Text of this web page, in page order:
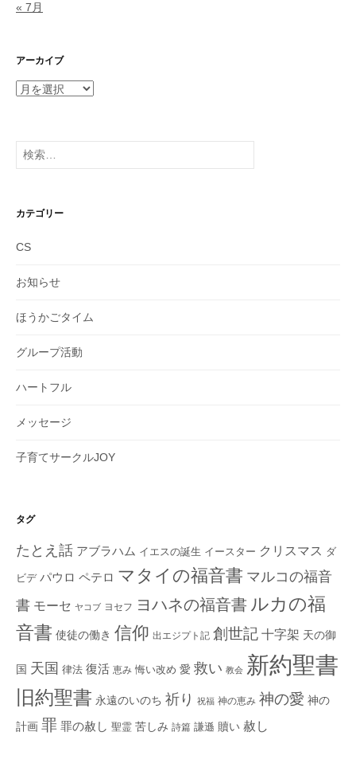
« 7月
アーカイブ
ア
イ
ブ
検
索:
カテゴリー
CS
お知らせ
ほうかごタイム
グループ活動
ハートフル
メッセージ
子育てサークルJOY
タグ
たとえ話 アブラハム イエスの誕生 イースター クリスマス ダ
ビデ パウロ ペテロ マタイの福音書 マルコの福音
書 モーセ ヤコブ ヨセフ ヨハネの福音書 ルカの福
音書 使徒の働き 信仰 出エジプト記 創世記 十字架 天の御
国 天国 律法 復活 恵み 悔い改め 愛 救い 教会 新約聖書
旧約聖書 永遠のいのち 祈り 祝福 神の恵み 神の愛 神の
計画 罪 罪の赦し 聖霊 苦しみ 詩篇 謙遜 贖い 赦し